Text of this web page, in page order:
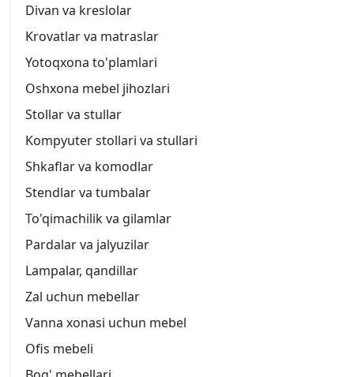
Divan va kreslolar
Krovatlar va matraslar
Yotoqxona to'plamlari
Oshxona mebel jihozlari
Stollar va stullar
Kompyuter stollari va stullari
Shkaflar va komodlar
Stendlar va tumbalar
To'qimachilik va gilamlar
Pardalar va jalyuzilar
Lampalar, qandillar
Zal uchun mebellar
Vanna xonasi uchun mebel
Ofis mebeli